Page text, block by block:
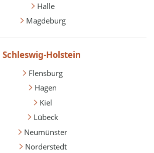
Halle
Magdeburg
Schleswig-Holstein
Flensburg
Hagen
Kiel
Lübeck
Neumünster
Norderstedt